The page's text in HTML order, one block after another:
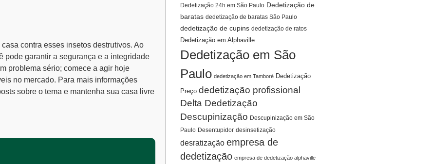
contra esses insetos destrutivos. Ao
pode garantir a segurança e a integridade
problema sério; comece a agir hoje
no mercado. Para mais informações
sobre o tema e mantenha sua casa livre
Dedetização 24h em São Paulo Dedetização de
baratas dedetização de baratas São Paulo
dedetização de cupins dedetização de ratos
Dedetização em Alphaville
Dedetização em São
Paulo dedetização em Tamboré Dedetização
Preço dedetização profissional
Delta Dedetização
Descupinização Descupinização em São
Paulo Desentupidor desinsetização
desratização empresa de
dedetização empresa de dedetização alphaville